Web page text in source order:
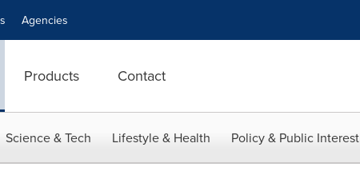
Agencies
Products Contact
Science & Tech Lifestyle & Health Policy & Public Interest